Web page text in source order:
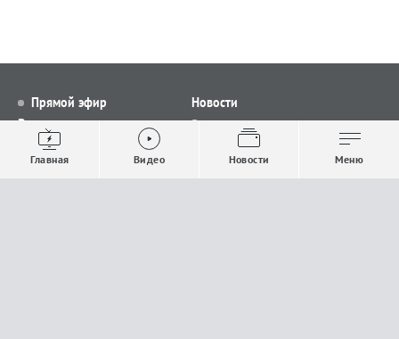
Прямой эфир
Видео
Выпуски новостей
Проекты
Новости
Все новости
Общество
Строительство и ЖКХ
Главная Видео Новости Меню